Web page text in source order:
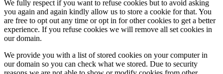
We fully respect if you want to refuse cookies but to avoid asking
you again and again kindly allow us to store a cookie for that. You
are free to opt out any time or opt in for other cookies to get a better
experience. If you refuse cookies we will remove all set cookies in
our domain.
We provide you with a list of stored cookies on your computer in
our domain so you can check what we stored. Due to security